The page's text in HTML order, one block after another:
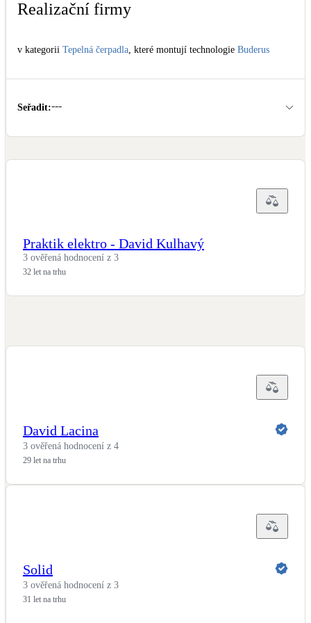
Kotle
Pouze velké BESS
Šedá i černá odpadní voda
Doplňkové zdroje vytápění
Vnitřní i venkovní
Zelená střecha
Realizační firmy
v kategorii Tepelná čerpadla , které montují technologie Buderus
Seřadit:---
Praktik elektro - David Kulhavý
3 ověřená hodnocení z 3
32 let na trhu
David Lacina
3 ověřená hodnocení z 4
29 let na trhu
Solid
3 ověřená hodnocení z 3
31 let na trhu